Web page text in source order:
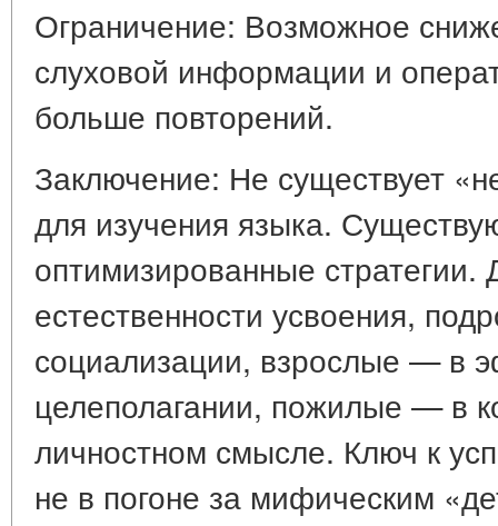
Ограничение: Возможное
слуховой информации и
больше повторений.
Заключение: Не существует
для изучения языка.
оптимизированные
естественности усвоения,
социализации, взрослые — в
целеполагании, пожилые — в
личностном смысле. Ключ к
не в погоне за мифическим